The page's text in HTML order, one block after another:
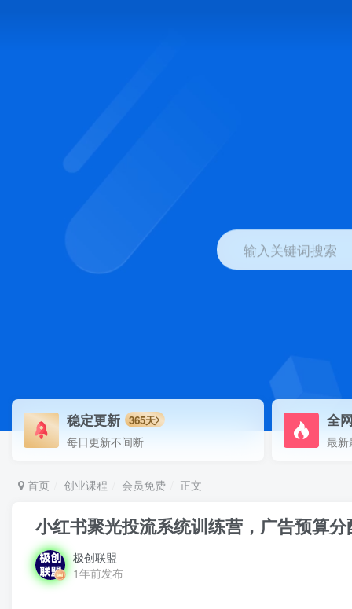
输入关键词搜索
稳定更新 365天
每日更新不间断
全
最新
首页 创业课程 会员免费 正文
小红书聚光投流系统训练营，广告预算
极创联盟
1年前发布